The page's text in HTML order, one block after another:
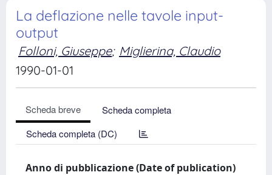
La deflazione nelle tavole input-
output
Folloni, Giuseppe; Miglierina, Claudio
1990-01-01
Scheda breve
Scheda completa
Scheda completa (DC)
Anno di pubblicazione (Date of publication)